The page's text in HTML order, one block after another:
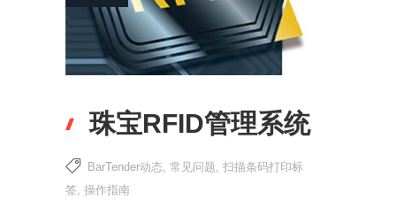
珠宝RFID管理系统
BarTender动态, 常见问题, 扫描条码打印标
签, 操作指南